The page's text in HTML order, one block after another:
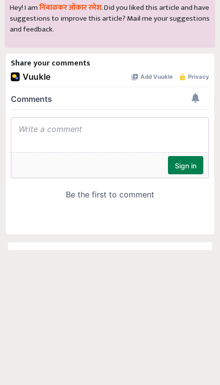
Hey! I amनिंबाळकर ओंकार रमेश. Did you liked this article and have
suggestions to improve this article?Mailme your suggestions
and feedback.
Share your comments